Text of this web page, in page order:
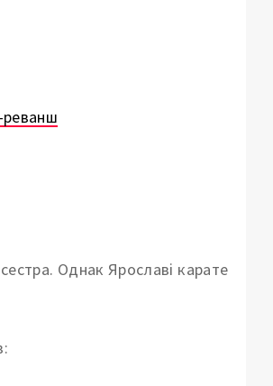
реванш
Однак Ярославі карате